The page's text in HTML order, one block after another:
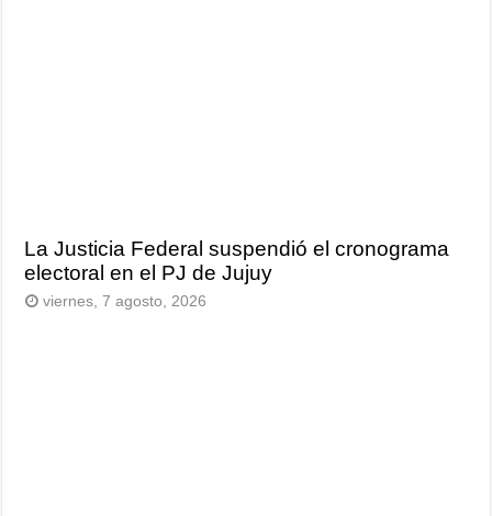
La Justicia Federal suspendió el cronograma
electoral en el PJ de Jujuy
viernes, 7 agosto, 2026